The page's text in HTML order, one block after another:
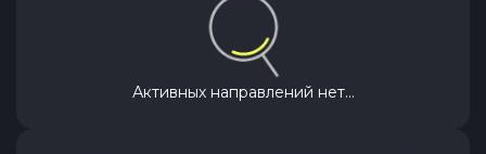
Активных направлений нет...